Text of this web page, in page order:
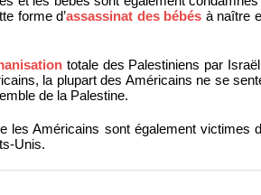
forme d’assassinat des bébés à naître
totale des Palestiniens par
la plupart des Américains ne se
de la Palestine.
les Américains sont également victimes
Unis.